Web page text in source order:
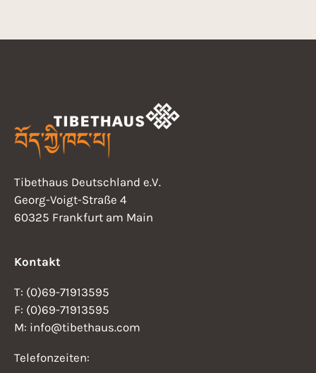
Tibethaus Deutschland e.V.
Georg-Voigt-Straße 4
60325 Frankfurt am Main
Kontakt
T: (0)69-71913595
F: (0)69-71913595
M: info@tibethaus.com
Telefonzeiten: